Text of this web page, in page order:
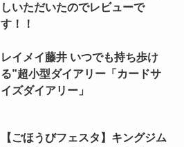
しいただいたのでレビューで
す！！
レイメイ藤井 いつでも持ち歩け
る”超小型ダイアリー「カードサ
イズダイアリー」
【ごほうびフェスタ】キングジム